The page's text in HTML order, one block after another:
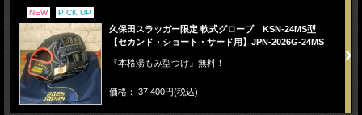
NEW PICK UP
久保田スラッガー限定 軟式グローブ KSN-24MS型
【セカンド・ショート・サード用】JPN-2026G-24MS
『本格湯もみ型づけ』無料！
価格： 37,400円(税込)